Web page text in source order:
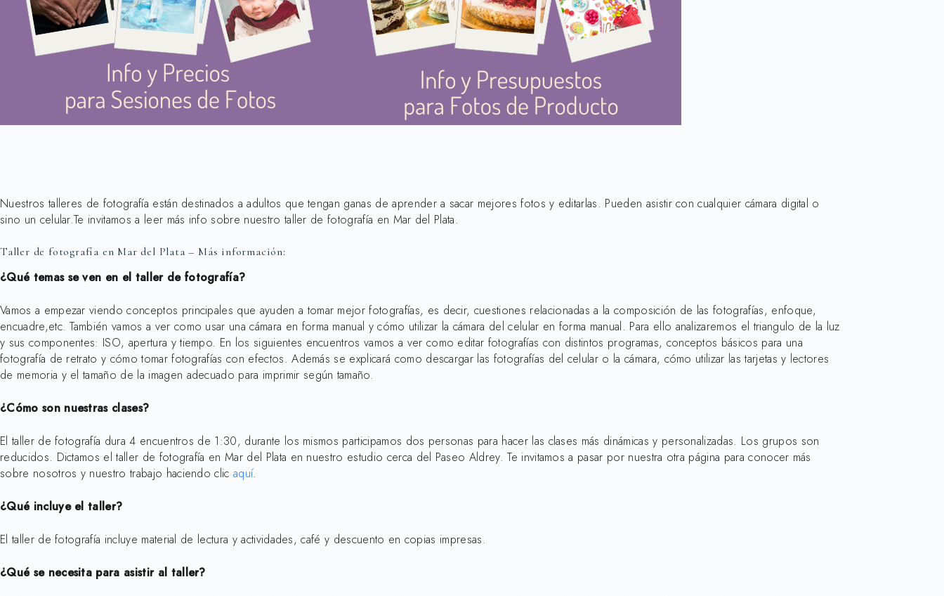
Nuestros talleres de fotografía están destinados a adultos que tengan ganas de aprender a sacar mejores fotos y editarlas. Pueden asistir con cualquier cámara digital o
sino un celular.Te invitamos a leer más info sobre nuestro taller de fotografía en Mar del Plata.
Taller de fotografía en Mar del Plata – Más información:
¿Qué temas se ven en el taller de fotografía?
Vamos a empezar viendo conceptos principales que ayuden a tomar mejor fotografías, es decir, cuestiones relacionadas a la composición de las fotografías, enfoque,
encuadre,etc. También vamos a ver como usar una cámara en forma manual y cómo utilizar la cámara del celular en forma manual. Para ello analizaremos el triangulo de la luz
y sus componentes: ISO, apertura y tiempo. En los siguientes encuentros vamos a ver como editar fotografías con distintos programas, conceptos básicos para una
fotografía de retrato y cómo tomar fotografías con efectos. Además se explicará como descargar las fotografías del celular o la cámara, cómo utilizar las tarjetas y lectores
de memoria y el tamaño de la imagen adecuado para imprimir según tamaño.
¿Cómo son nuestras clases?
El taller de fotografía dura 4 encuentros de 1:30, durante los mismos participamos dos personas para hacer las clases más dinámicas y personalizadas. Los grupos son
reducidos. Dictamos el taller de fotografía en Mar del Plata en nuestro estudio cerca del Paseo Aldrey. Te invitamos a pasar por nuestra otra página para conocer más
sobre nosotros y nuestro trabajo haciendo clicaquí.
¿Qué incluye el taller?
El taller de fotografía incluye material de lectura y actividades, café y descuento en copias impresas.
¿Qué se necesita para asistir al taller?